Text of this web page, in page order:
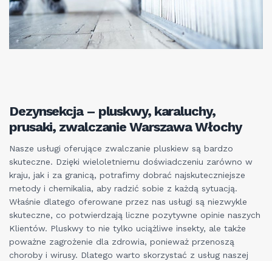
Dezynsekcja – pluskwy, karaluchy,
prusaki, zwalczanie Warszawa Włochy
Nasze usługi oferujące zwalczanie pluskiew są bardzo
skuteczne. Dzięki wieloletniemu doświadczeniu zarówno w
kraju, jak i za granicą, potrafimy dobrać najskuteczniejsze
metody i chemikalia, aby radzić sobie z każdą sytuacją.
Właśnie dlatego oferowane przez nas usługi są niezwykle
skuteczne, co potwierdzają liczne pozytywne opinie naszych
Klientów. Pluskwy to nie tylko uciążliwe insekty, ale także
poważne zagrożenie dla zdrowia, ponieważ przenoszą
choroby i wirusy. Dlatego warto skorzystać z usług naszej